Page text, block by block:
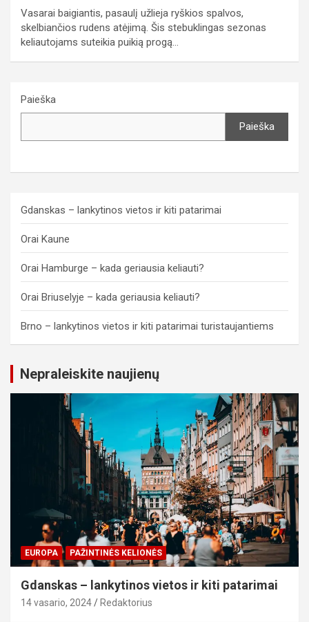
Vasarai baigiantis, pasaulį užlieja ryškios spalvos,
skelbiančios rudens atėjimą. Šis stebuklingas sezonas
keliautojams suteikia puikią progą…
Paieška
Paieška
Gdanskas – lankytinos vietos ir kiti patarimai
Orai Kaune
Orai Hamburge – kada geriausia keliauti?
Orai Briuselyje – kada geriausia keliauti?
Brno – lankytinos vietos ir kiti patarimai turistaujantiems
Nepraleiskite naujienų
EUROPA PAŽINTINĖS KELIONĖS
Gdanskas – lankytinos vietos ir kiti patarimai
14 vasario, 2024 Redaktorius